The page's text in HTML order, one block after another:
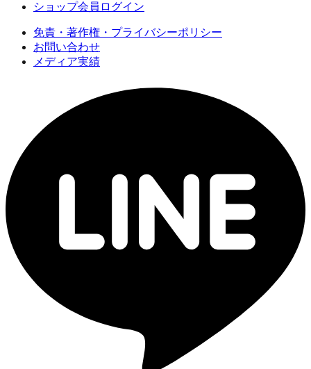
ショップ会員ログイン
免責・著作権・プライバシーポリシー
お問い合わせ
メディア実績